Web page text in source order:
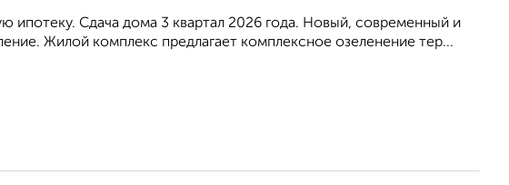
ипотеку. Сдача дома 3 квартал 2026 года. Новый, современный и
Жилой комплекс предлагает комплексное озеленение тер...